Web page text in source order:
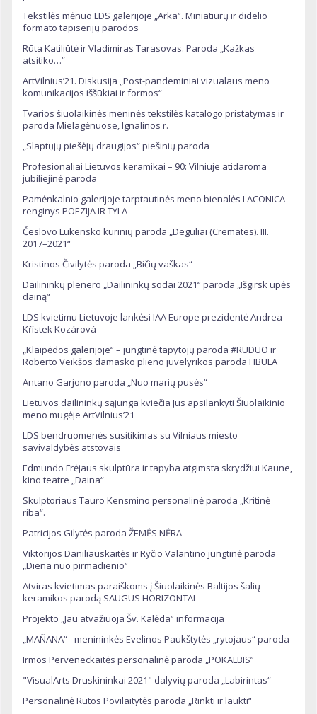
Tekstilės mėnuo LDS galerijoje „Arka“. Miniatiūrų ir didelio
formato tapiserijų parodos
Rūta Katiliūtė ir Vladimiras Tarasovas. Paroda „Kažkas
atsitiko…“
ArtVilnius’21. Diskusija „Post-pandeminiai vizualaus meno
komunikacijos iššūkiai ir formos“
Tvarios šiuolaikinės meninės tekstilės katalogo pristatymas ir
paroda Mielagėnuose, Ignalinos r.
„Slaptųjų piešėjų draugijos“ piešinių paroda
Profesionaliai Lietuvos keramikai – 90: Vilniuje atidaroma
jubiliejinė paroda
Pamėnkalnio galerijoje tarptautinės meno bienalės LACONICA
renginys POEZIJA IR TYLA
Česlovo Lukensko kūrinių paroda „Deguliai (Cremates). III.
2017–2021“
Kristinos Čivilytės paroda „Bičių vaškas“
Dailininkų plenero „Dailininkų sodai 2021“ paroda „Išgirsk upės
dainą“
LDS kvietimu Lietuvoje lankėsi IAA Europe prezidentė Andrea
Křístek Kozárová
„Klaipėdos galerijoje“ – jungtinė tapytojų paroda #RUDUO ir
Roberto Veikšos damasko plieno juvelyrikos paroda FIBULA
Antano Garjono paroda „Nuo marių pusės“
Lietuvos dailininkų sąjunga kviečia Jus apsilankyti Šiuolaikinio
meno mugėje ArtVilnius’21
LDS bendruomenės susitikimas su Vilniaus miesto
savivaldybės atstovais
Edmundo Frėjaus skulptūra ir tapyba atgimsta skrydžiui Kaune,
kino teatre „Daina“
Skulptoriaus Tauro Kensmino personalinė paroda „Kritinė
riba“.
Patricijos Gilytės paroda ŽEMĖS NĖRA
Viktorijos Daniliauskaitės ir Ryčio Valantino jungtinė paroda
„Diena nuo pirmadienio“
Atviras kvietimas paraiškoms į Šiuolaikinės Baltijos šalių
keramikos parodą SAUGŪS HORIZONTAI
Projekto „Jau atvažiuoja Šv. Kalėda“ informacija
„MAÑANA“ - menininkės Evelinos Paukštytės „rytojaus“ paroda
Irmos Perveneckaitės personalinė paroda „POKALBIS”
"VisualArts Druskininkai 2021" dalyvių paroda „Labirintas“
Personalinė Rūtos Povilaitytės paroda „Rinkti ir laukti“